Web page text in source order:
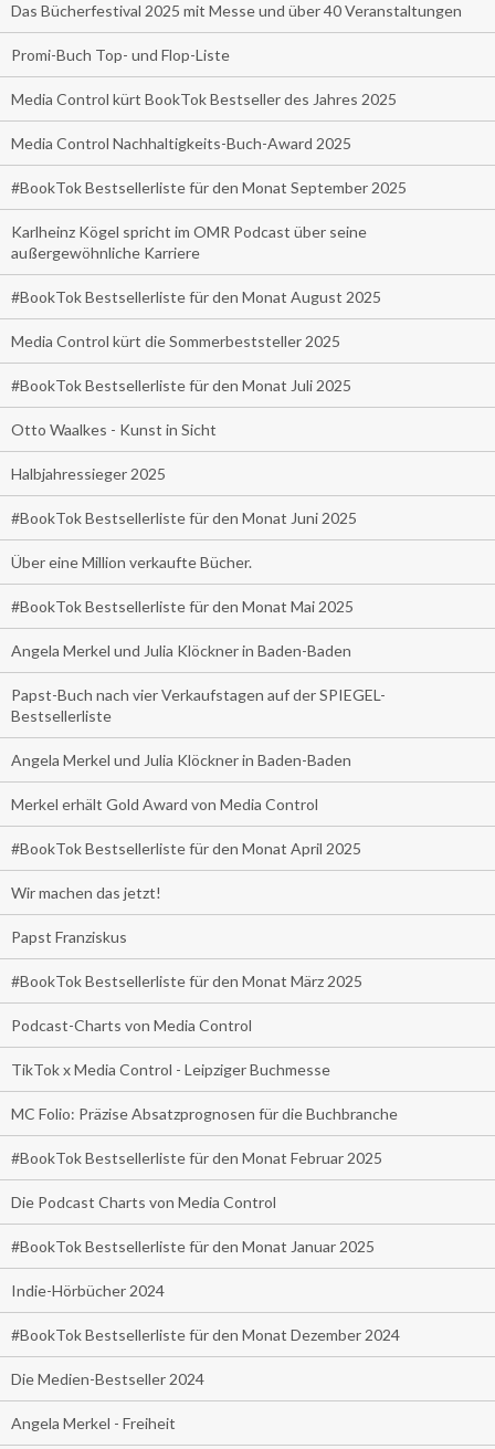
Das Bücherfestival 2025 mit Messe und über 40 Veranstaltungen
Promi-Buch Top- und Flop-Liste
Media Control kürt BookTok Bestseller des Jahres 2025
Media Control Nachhaltigkeits-Buch-Award 2025
#BookTok Bestsellerliste für den Monat September 2025
Karlheinz Kögel spricht im OMR Podcast über seine
außergewöhnliche Karriere
#BookTok Bestsellerliste für den Monat August 2025
Media Control kürt die Sommerbeststeller 2025
#BookTok Bestsellerliste für den Monat Juli 2025
Otto Waalkes - Kunst in Sicht
Halbjahressieger 2025
#BookTok Bestsellerliste für den Monat Juni 2025
Über eine Million verkaufte Bücher.
#BookTok Bestsellerliste für den Monat Mai 2025
Angela Merkel und Julia Klöckner in Baden-Baden
Papst-Buch nach vier Verkaufstagen auf der SPIEGEL-
Bestsellerliste
Angela Merkel und Julia Klöckner in Baden-Baden
Merkel erhält Gold Award von Media Control
#BookTok Bestsellerliste für den Monat April 2025
Wir machen das jetzt!
Papst Franziskus
#BookTok Bestsellerliste für den Monat März 2025
Podcast-Charts von Media Control
TikTok x Media Control - Leipziger Buchmesse
MC Folio: Präzise Absatzprognosen für die Buchbranche
#BookTok Bestsellerliste für den Monat Februar 2025
Die Podcast Charts von Media Control
#BookTok Bestsellerliste für den Monat Januar 2025
Indie-Hörbücher 2024
#BookTok Bestsellerliste für den Monat Dezember 2024
Die Medien-Bestseller 2024
Angela Merkel - Freiheit